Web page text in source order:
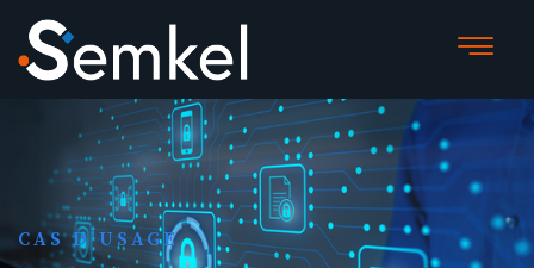
CAS D'USAGE